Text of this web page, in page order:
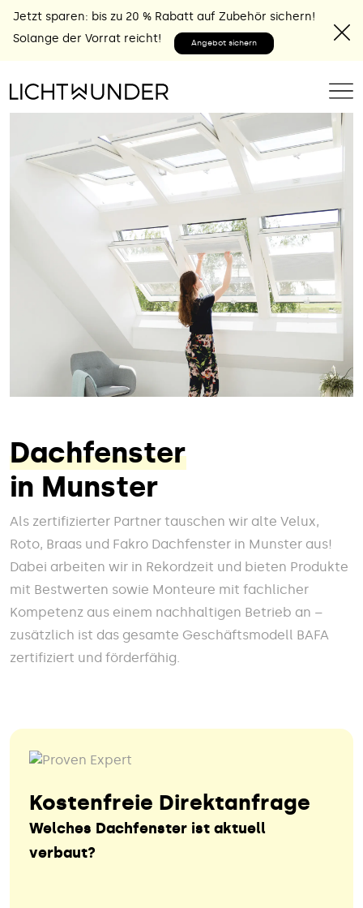
Jetzt sparen: bis zu 20 % Rabatt auf Zubehör sichern!
Solange der Vorrat reicht!
Angebot sichern
Dachfenster
in Munster
Als zertifizierter Partner tauschen wir alte Velux,
Roto, Braas und Fakro Dachfenster in Munster aus!
Dabei arbeiten wir in Rekordzeit und bieten Produkte
mit Bestwerten sowie Monteure mit fachlicher
Kompetenz aus einem nachhaltigen Betrieb an –
zusätzlich ist das gesamte Geschäftsmodell BAFA
zertifiziert und förderfähig.
Kostenfreie Direktanfrage
Welches Dachfenster ist aktuell
verbaut?